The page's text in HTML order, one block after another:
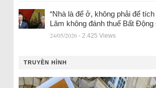
“Nhà là để ở, không phải để
Lâm không đánh thuế Bất Động
24/05/2026 - 2.425 Views
TRUYỀN HÌNH